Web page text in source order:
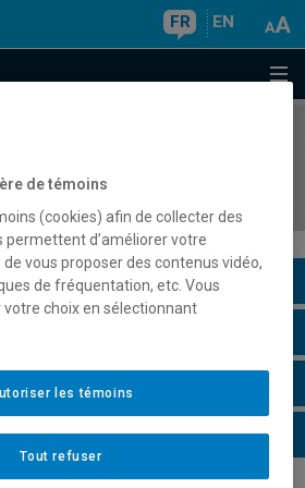
FR EN
de témoins
(cookies) afin de collecter des
d’améliorer votre
vous proposer des contenus vidéo,
de fréquentation, etc. Vous
choix en sélectionnant
Tout refuser
les témoins